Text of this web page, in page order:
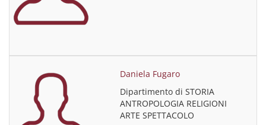
Daniela Fugaro
Dipartimento di STORIA
ANTROPOLOGIA RELIGIONI
ARTE SPETTACOLO